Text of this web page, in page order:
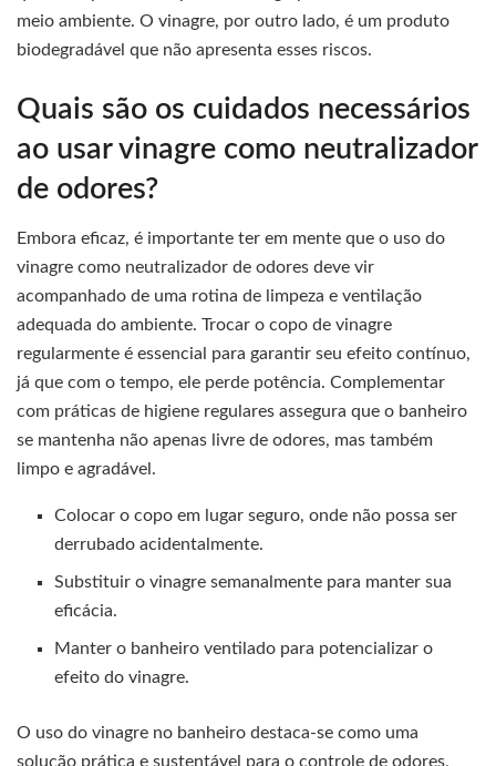
meio ambiente. O vinagre, por outro lado, é um produto
biodegradável que não apresenta esses riscos.
Quais são os cuidados necessários
ao usar vinagre como neutralizador
de odores?
Embora eficaz, é importante ter em mente que o uso do
vinagre como neutralizador de odores deve vir
acompanhado de uma rotina de limpeza e ventilação
adequada do ambiente. Trocar o copo de vinagre
regularmente é essencial para garantir seu efeito contínuo,
já que com o tempo, ele perde potência. Complementar
com práticas de higiene regulares assegura que o banheiro
se mantenha não apenas livre de odores, mas também
limpo e agradável.
Colocar o copo em lugar seguro, onde não possa ser
derrubado acidentalmente.
Substituir o vinagre semanalmente para manter sua
eficácia.
Manter o banheiro ventilado para potencializar o
efeito do vinagre.
O uso do vinagre no banheiro destaca-se como uma
solução prática e sustentável para o controle de odores,